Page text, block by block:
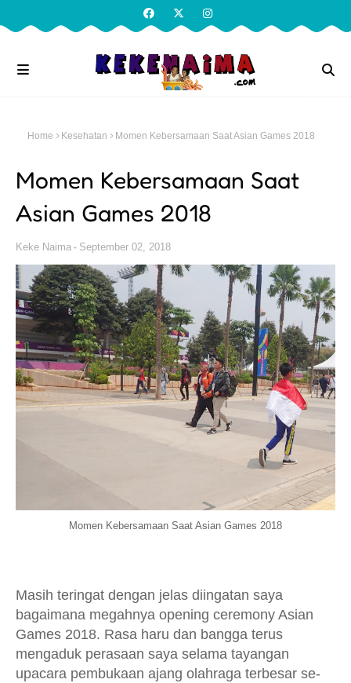
Home Kesehatan Momen Kebersamaan Saat Asian Games 2018
Momen Kebersamaan Saat
Asian Games 2018
Keke Naima September 02, 2018
Momen Kebersamaan Saat Asian Games 2018
Masih teringat dengan jelas diingatan saya
bagaimana megahnya opening ceremony Asian
Games 2018. Rasa haru dan bangga terus
mengaduk perasaan saya selama tayangan
upacara pembukaan ajang olahraga terbesar se-